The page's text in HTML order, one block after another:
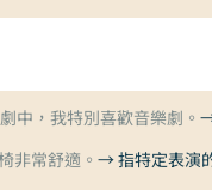
中，我特別喜歡音樂劇。
非常舒適。 → 指特定表演